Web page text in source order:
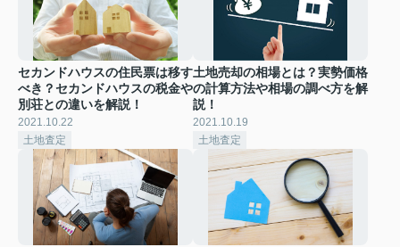
セカンドハウスの住民票は移す
べき？セカンドハウスの税金や
別荘との違いを解説！
2021.10.22
土地査定
土地売却の相場とは？実勢価格
の計算方法や相場の調べ方を解
説！
2021.10.19
土地査定